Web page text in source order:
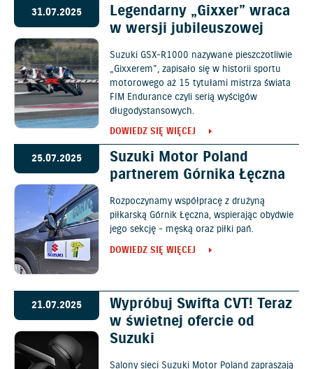
31.07.2025
Legendarny „Gixxer” wraca
w wersji jubileuszowej
Suzuki GSX-R1000 nazywane pieszczotliwie
„Gixxerem”, zapisało się w historii sportu
motorowego aż 15 tytułami mistrza świata
FIM Endurance czyli serią wyścigów
długodystansowych.
DOWIEDZ SIĘ WIĘCEJ
25.07.2025
Suzuki Motor Poland
partnerem Górnika Łęczna
Rozpoczynamy współpracę z drużyną
piłkarską Górnik Łęczna, wspierając obydwie
jego sekcję - męską oraz piłki pań.
DOWIEDZ SIĘ WIĘCEJ
21.07.2025
Wypróbuj Swifta CVT! Teraz
w świetnej ofercie od
Suzuki
Salony sieci Suzuki Motor Poland zapraszają